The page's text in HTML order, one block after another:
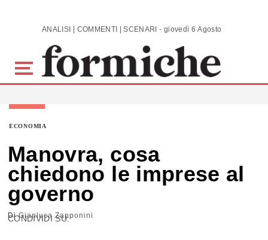
Skip to main content ANALISI | COMMENTI | SCENARI - giovedì 6 Agosto 2026
ECONOMIA
Manovra, cosa
chiedono le imprese al
governo
DiGianluca Zapponini
CONDIVIDI SU: